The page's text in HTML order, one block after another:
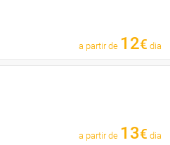
a partir de 12€ dia
a partir de 13€ dia